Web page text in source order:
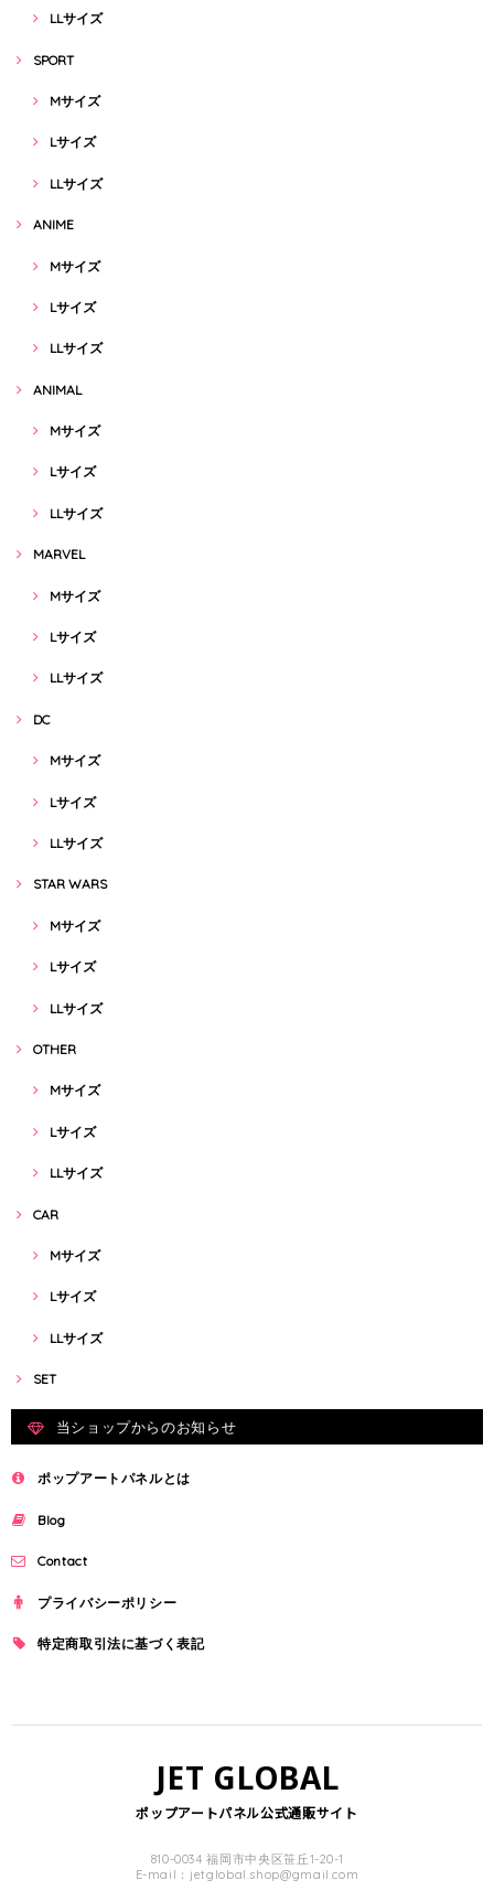
LLサイズ
SPORT
Mサイズ
Lサイズ
LLサイズ
ANIME
Mサイズ
Lサイズ
LLサイズ
ANIMAL
Mサイズ
Lサイズ
LLサイズ
MARVEL
Mサイズ
Lサイズ
LLサイズ
DC
Mサイズ
Lサイズ
LLサイズ
STAR WARS
Mサイズ
Lサイズ
LLサイズ
OTHER
Mサイズ
Lサイズ
LLサイズ
CAR
Mサイズ
Lサイズ
LLサイズ
SET
当ショップからのお知らせ
ポップアートパネルとは
Blog
Contact
プライバシーポリシー
特定商取引法に基づく表記
JET GLOBAL
ポップアートパネル公式通販サイト
810-0034 福岡市中央区笹丘1-20-1
E-mail： jetglobal.shop@gmail.com